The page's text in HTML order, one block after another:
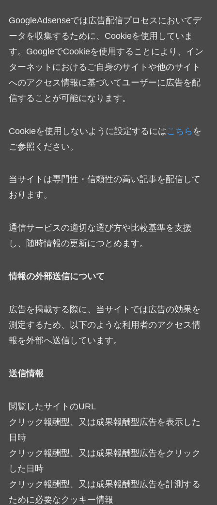
GoogleAdsenseでは広告配信プロセスにおいてデ
ータを収集するために、Cookieを使用していま
す。GoogleでCookieを使用することにより、イン
ターネットにおけるご自身のサイトや他のサイト
へのアクセス情報に基づいてユーザーに広告を配
信することが可能になります。
Cookieを使用しないように設定するにはこちら を
ご参照ください。
当サイトは専門性・信頼性の高い記事を配信して
おります。
通信サービスの適切な選び方や比較基準を支援
し、随時情報の更新につとめます。
情報の外部送信について
広告を掲載する際に、当サイトでは広告の効果を
測定するため、以下のような利用者のアクセス情
報を外部へ送信しています。
送信情報
閲覧したサイトのURL
クリック報酬型、又は成果報酬型広告を表示した
日時
クリック報酬型、又は成果報酬型広告をクリック
した日時
クリック報酬型、又は成果報酬型広告を計測する
ために必要なクッキー情報